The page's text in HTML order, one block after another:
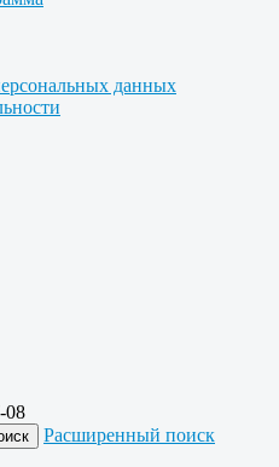
данных
08
Расширенный поиск